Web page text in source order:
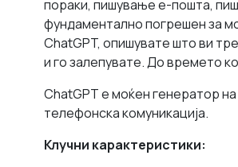
пораки, пишување е-пошта,
фундаментално погрешен за
ChatGPT, опишувате што ви
и го залепувате. До времето
ChatGPT е моќен генератор
телефонска комуникација.
Клучни карактеристики: